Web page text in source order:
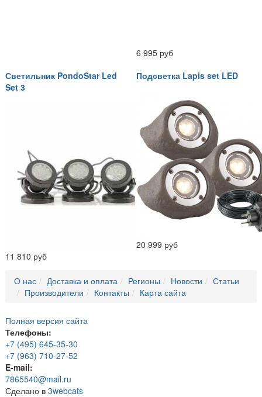
6 995 руб
Светильник PondoStar Led
Set 3
11 810 руб
Подсветка Lapis set LED
20 999 руб
О нас Доставка и оплата Регионы Новости
Статьи
Производители
Контакты Карта сайта
Полная версия сайта
Телефоны:
+7 (495) 645-35-30
+7 (963) 710-27-52
E-mail:
7865540@mail.ru
Сделано в 3webcats